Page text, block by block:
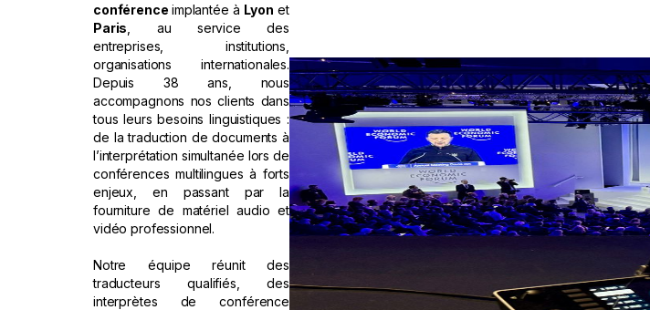
conférence implantée à Lyon et
Paris , au service des
entreprises, institutions,
organisations internationales.
Depuis 38 ans, nous
accompagnons nos clients dans
tous leurs besoins linguistiques :
de la traduction de documents à
l’interprétation simultanée lors de
conférences multilingues à forts
enjeux, en passant par la
fourniture de matériel audio et
vidéo professionnel.
Notre équipe réunit des
traducteurs qualifiés, des
interprètes de conférence